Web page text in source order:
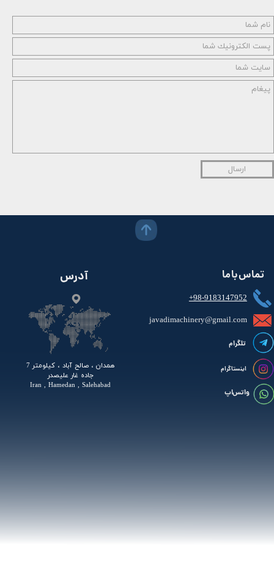
ارسال
+98-9183147952
همدان ، صالح آباد ، کیلومتر 7
جاده غار علیصدر
Iran , Hamedan , Salehabad
آدرس تماس با ما
اینستاگرام
javadimachinery@gmail.com​​​​​​​​
تلگرام
واتس اپ